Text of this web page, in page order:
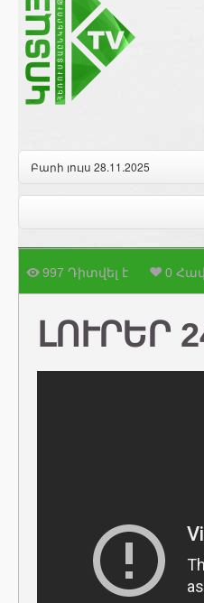
Բարի լույս 28.11.2025
997 Դիտվել է 0
ԼՈՒՐԵՐ